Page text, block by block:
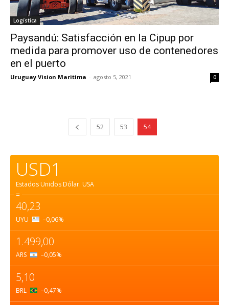
Logística
Paysandú: Satisfacción en la Cipup por
medida para promover uso de contenedores
en el puerto
Uruguay Vision Maritima - agosto 5, 2021 0
52 53 54
USD1
Estados Unidos Dólar. USA
=
40,23
UYU –0,06%
1.499,00
ARS –0,05%
5,10
BRL –0,47%